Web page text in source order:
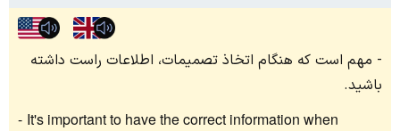
مهم است که هنگام اتخاذ تصمیمات، اطلاعات راست داشته
باشید.
It's important to have the correct information when